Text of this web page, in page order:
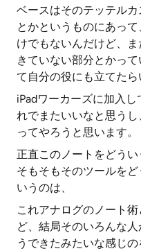
ベースはそのテッテル
とかというものにあっ
けでもないんだけど、
きていない部分とかっ
て自分の役にも立てたら
iPadワーカーズに加入
れでまたいいなと思う
ってやろうと思います。
正直このノートをどうい
そもそもそのツールを
いうのは、
これアナログのノート
ど、結局そのいろんな
うできたみたいな感じ